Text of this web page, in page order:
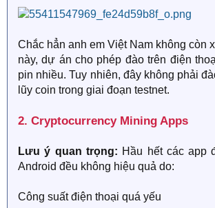
Chắc hẳn anh em Việt Nam không còn
này, dự án cho phép đào trên điện
pin nhiều. Tuy nhiên, đây không phải
lũy coin trong giai đoạn testnet.
2. Cryptocurrency Mining Apps​
Lưu ý quan trọng: Hầu hết các app
Android đều không hiệu quả do:
Công suất điện thoại quá yếu